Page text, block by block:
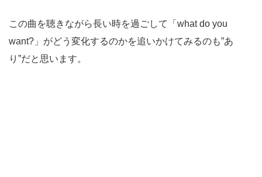
この曲を聴きながら長い時を過ごして「what do you
want?」がどう変化するのかを追いかけてみるのも”あ
り”だと思います。